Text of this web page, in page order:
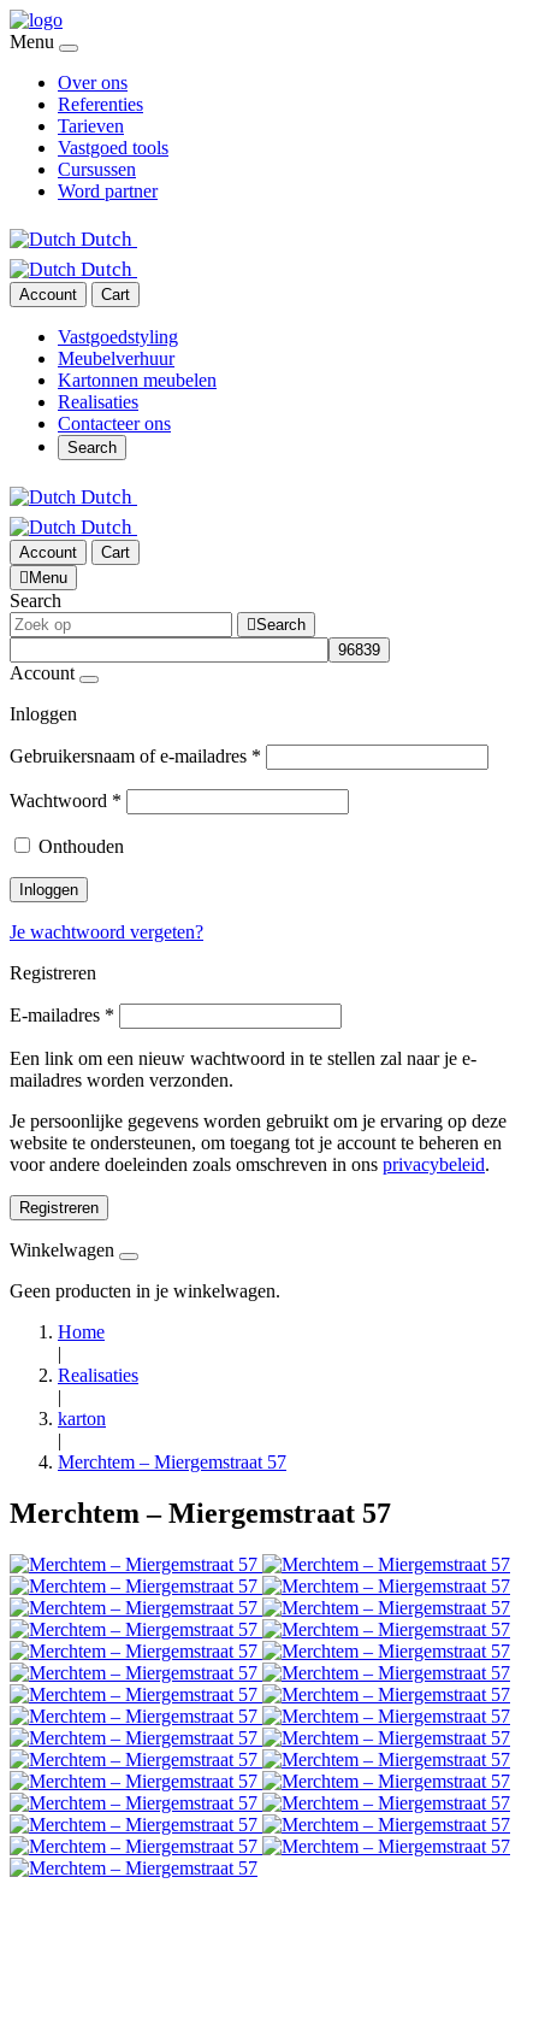
Menu
Over ons
Referenties
Tarieven
Vastgoed tools
Cursussen
Word partner
Dutch
Dutch
Account Cart
Vastgoedstyling
Meubelverhuur
Kartonnen meubelen
Realisaties
Contacteer ons
Search
Dutch
Dutch
Account
Cart
Menu
Search
Search
Account
Inloggen
Gebruikersnaam of e-mailadres *
Wachtwoord *
Onthouden
Inloggen
Je wachtwoord vergeten?
Registreren
E-mailadres *
Een link om een nieuw wachtwoord in te stellen zal naar je e-
mailadres worden verzonden.
Je persoonlijke gegevens worden gebruikt om je ervaring op deze
website te ondersteunen, om toegang tot je account te beheren en
voor andere doeleinden zoals omschreven in ons privacybeleid.
Registreren
Winkelwagen
Geen producten in je winkelwagen.
Home
|
Realisaties
|
karton
|
Merchtem – Miergemstraat 57
Merchtem – Miergemstraat 57